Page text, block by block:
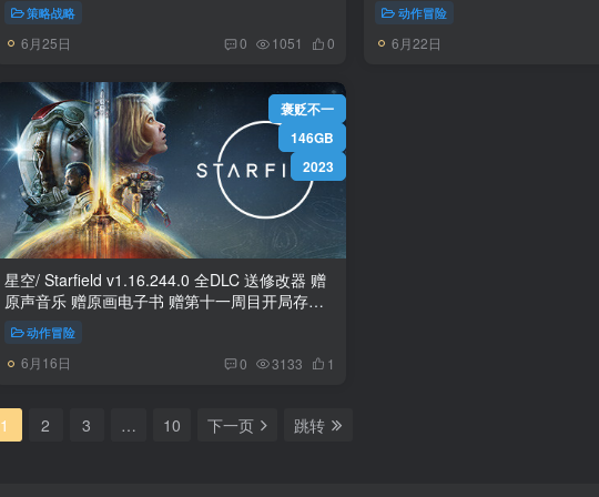
策略战略
6月25日 0 1051 0
动作冒险
6月22日
褒贬不一
146GB
2023
星空/ Starfield v1.16.244.0 全DLC 送修改器 赠
原声音乐 赠原画电子书 赠第十一周目开局存档.
全能力和技能满级 免安装中文版
动作冒险
6月16日 0 3133 1
1 2 3 … 10 下一页 跳转